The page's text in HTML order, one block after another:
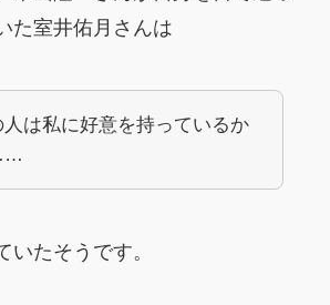
た室井佑月さんは
人は私に好意を持っているか
いたそうです。